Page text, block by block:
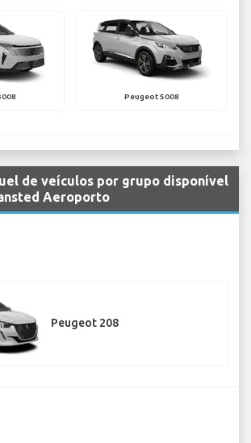
Peugeot 5008
de veículos por grupo disponível
Aeroporto
Peugeot 208